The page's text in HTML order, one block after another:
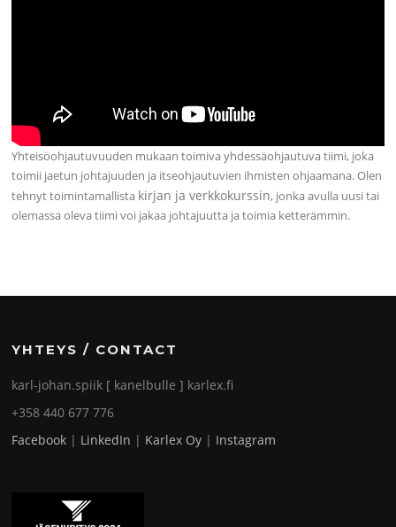
Yhteisöohjautuvuuden mukaan toimiva yhdessäohjautuva tiimi, joka
toimii jaetun johtajuuden ja itseohjautuvien ihmisten ohjaamana. Olen
tehnyt toimintamallista kirjan ja verkkokurssin, jonka avulla uusi tai
olemassa oleva tiimi voi jakaa johtajuutta ja toimia ketterämmin.
YHTEYS / CONTACT
karl-johan.spiik [ kanelbulle ] karlex.fi
+358 440 677 776
Facebook | LinkedIn | Karlex Oy | Instagram